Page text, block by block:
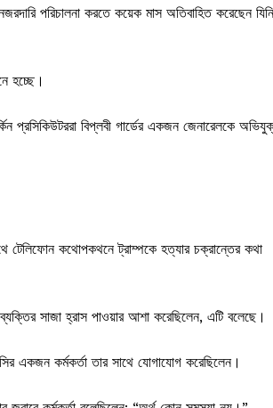
পরিচালনা করতে কয়েক মাস অতিবাহিত করেছেন যিনি
হচ্ছে।
প্রসিকিউটররা বিপ্লবী গার্ডের একজন জেনারেলকে
টেলিফোন কথোপকথনে ট্রাম্পকে হত্যার চক্রান্তের কথা
সাজা হ্রাস পাওয়ার আশা করেছিলেন, এটি বলেছে।
একজন কর্মকর্তা তার সাথে যোগাযোগ করেছিলেন।